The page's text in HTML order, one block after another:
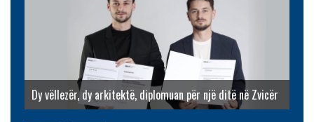
Dy vëllezër, dy arkitektë, diplomuan për një ditë në Zvicër